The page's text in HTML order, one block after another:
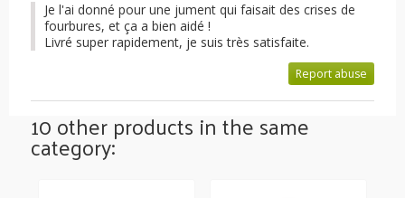
Je l'ai donné pour une jument qui faisait des crises de
fourbures, et ça a bien aidé !
Livré super rapidement, je suis très satisfaite.
Report abuse
10 other products in the same
category: